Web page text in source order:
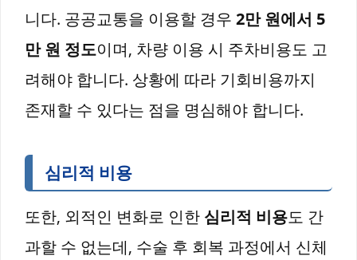
니다. 공공교통을 이용할 경우 2만 원에서 5
만 원 정도이며, 차량 이용 시 주차비용도 고
려해야 합니다. 상황에 따라 기회비용까지
존재할 수 있다는 점을 명심해야 합니다.
심리적 비용
또한, 외적인 변화로 인한 심리적 비용도 간
과할 수 없는데, 수술 후 회복 과정에서 신체